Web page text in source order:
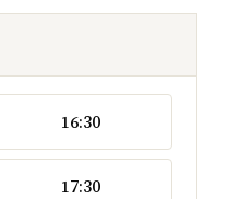
16:30
17:30